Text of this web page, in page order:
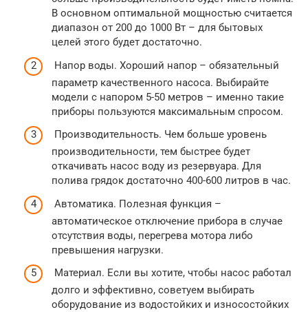
В основном оптимальной мощностью считается
диапазон от 200 до 1000 Вт – для бытовых
целей этого будет достаточно.
Напор воды. Хороший напор – обязательный
параметр качественного насоса. Выбирайте
модели с напором 5-50 метров – именно такие
приборы пользуются максимальным спросом.
Производительность. Чем больше уровень
производительности, тем быстрее будет
откачивать насос воду из резервуара. Для
полива грядок достаточно 400-600 литров в час.
Автоматика. Полезная функция –
автоматическое отключение прибора в случае
отсутствия воды, перегрева мотора либо
превышения нагрузки.
Материал. Если вы хотите, чтобы насос работал
долго и эффективно, советуем выбирать
оборудование из водостойких и износостойких